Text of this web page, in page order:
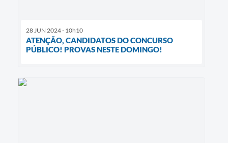
28 JUN 2024 - 10h10
ATENÇÃO, CANDIDATOS DO CONCURSO
PÚBLICO! PROVAS NESTE DOMINGO!